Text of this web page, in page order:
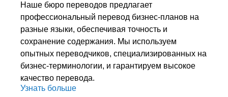
Наше бюро переводов предлагает
профессиональный перевод бизнес-планов на
разные языки, обеспечивая точность и
сохранение содержания. Мы используем
опытных переводчиков, специализированных на
бизнес-терминологии, и гарантируем высокое
качество перевода.
Узнать больше